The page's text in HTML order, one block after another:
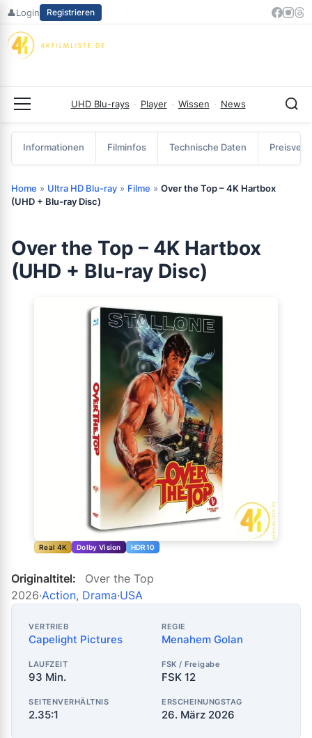
Zum
springen
👤Login Registrieren
UHD Blu-rays · Player · Wissen · News
Informationen Filminfos Technische Daten
Home » Ultra HD Blu-ray » Filme » Over the Top – 4K Hartbox
(UHD + Blu-ray Disc)
Over the Top – 4K Hartbox
(UHD + Blu-ray Disc)
Real 4K Dolby Vision HDR10
Originaltitel:
Over the Top
2026·Action, Drama·USA
VERTRIEB
Capelight Pictures
REGIE
Menahem Golan
LAUFZEIT
93 Min.
FSK / Freigabe
FSK 12
SEITENVERHÄLTNIS
2.35:1
ERSCHEINUNGSTAG
26. März 2026